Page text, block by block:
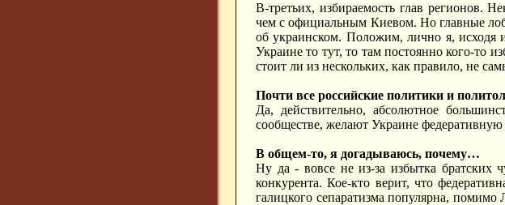
В-третьих, избираемость глав регионов.
чем с официальным Киевом. Но главные
об украинском. Положим, лично я, исходя
Украине то тут, то там постоянно кого-то
стоит ли из нескольких, как правило, не
Почти все российские политики и
Да, действительно, абсолютное
сообществе, желают Украине
В общем-то, я догадываюсь, почему…
Ну да - вовсе не из-за избытка братских
конкурента. Кое-кто верит, что
галицкого сепаратизма популярна,